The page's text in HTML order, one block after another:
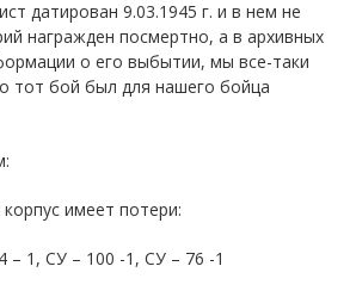
датирован 9.03.1945 г. и в нем не
награжден посмертно, а в архивных
о его выбытии, мы все-таки
тот бой был для нашего бойца
имеет потери:
– 1, СУ – 100 -1, СУ – 76 -1